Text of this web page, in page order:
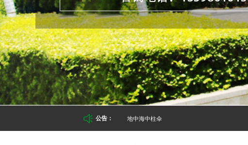
公告： 地中海中柱伞